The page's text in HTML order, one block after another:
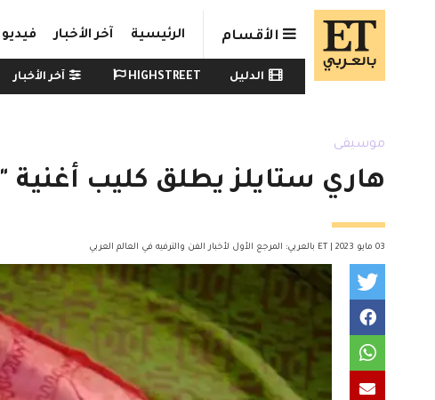
Skip to main content
الأقسام الرئيسية آخر الأخبار فيديو
Watch menu
الدليل HIGHSTREET آخر الأخبار
موسيقى
هاري ستايلز يطلق كليب أغنية "Satellite" من أجدد أعماله
03 مايو 2023 | ET بالعربي: المرجع الأول لأخبار الفن والترفيه في العالم العربي